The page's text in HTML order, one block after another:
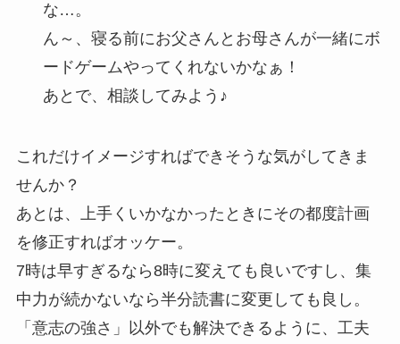
な…。
ん～、寝る前にお父さんとお母さんが一緒にボ
ードゲームやってくれないかなぁ！
あとで、相談してみよう♪
これだけイメージすればできそうな気がしてきま
せんか？
あとは、上手くいかなかったときにその都度計画
を修正すればオッケー。
7時は早すぎるなら8時に変えても良いですし、集
中力が続かないなら半分読書に変更しても良し。
「意志の強さ」以外でも解決できるように、工夫